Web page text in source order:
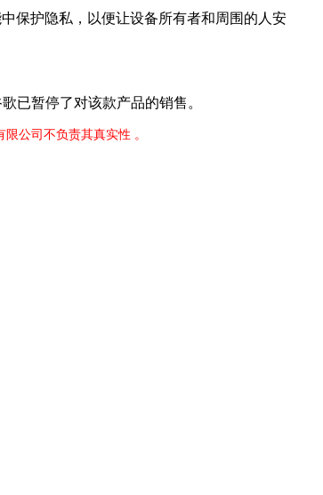
保护隐私，以便让设备所有者和周围的人安
已暂停了对该款产品的销售。
公司不负责其真实性 。